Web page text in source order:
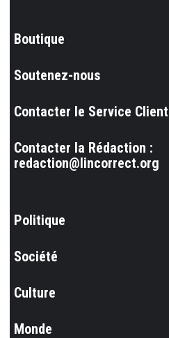
Boutique
Soutenez-nous
Contacter le Service Client
Contacter la Rédaction :
redaction@lincorrect.org
Politique
Société
Culture
Monde